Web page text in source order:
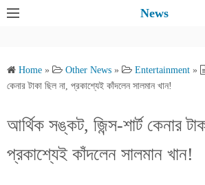
News
Home » Other News » Entertainment »
কেনার টাকা ছিল না, প্রকাশ্যেই কাঁদলেন সালমান খান!
আর্থিক সঙ্কট, জিন্স-শার্ট কেনার
প্রকাশ্যেই কাঁদলেন সালমান খান!